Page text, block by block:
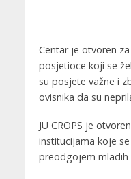
Centar je otvoren
posjetioce koji se
su posjete važne i
ovisnika da su
JU CROPS je
institucijama koje
preodgojem mladih